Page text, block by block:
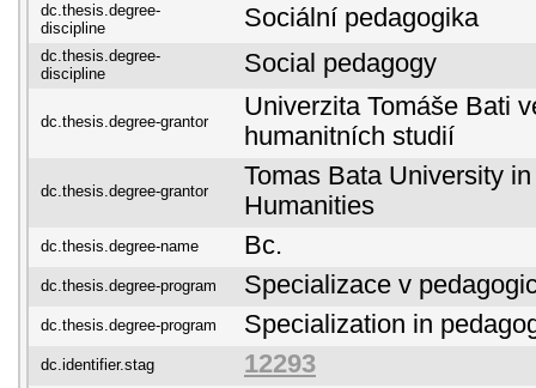
dc.thesis.degree-
discipline
Sociální pedagogika
dc.thesis.degree-
discipline
Social pedagogy
dc.thesis.degree-grantor
Univerzita Tomáše Bati
humanitních studií
dc.thesis.degree-grantor
Tomas Bata University
Humanities
dc.thesis.degree-name Bc.
dc.thesis.degree-program Specializace v
dc.thesis.degree-program Specialization in
dc.identifier.stag 12293